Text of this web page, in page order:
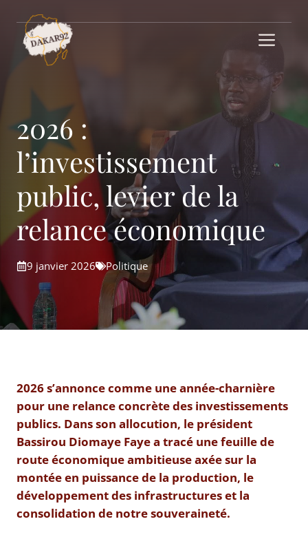
contenu
2026 :
l’investissement
public, levier de la
relance économique
9 janvier 2026 Politique
2026 s’annonce comme une année-charnière
pour une relance concrète des investissements
publics. Dans son allocution, le président
Bassirou Diomaye Faye a tracé une feuille de
route économique ambitieuse axée sur la
montée en puissance de la production, le
développement des infrastructures et la
consolidation de notre souveraineté.